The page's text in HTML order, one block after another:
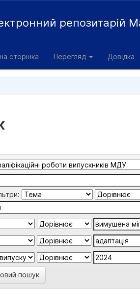
репозитарій
сторінка Перегляд Довідка
пошук